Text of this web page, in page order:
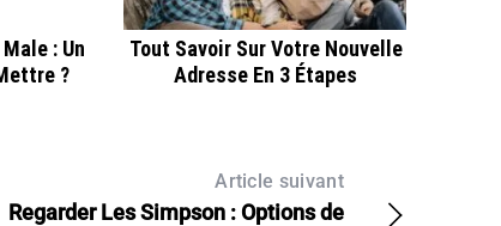
: Un
?
Tout Savoir Sur Votre Nouvelle
Adresse En 3 Étapes
Article suivant
Regarder Les Simpson : Options de